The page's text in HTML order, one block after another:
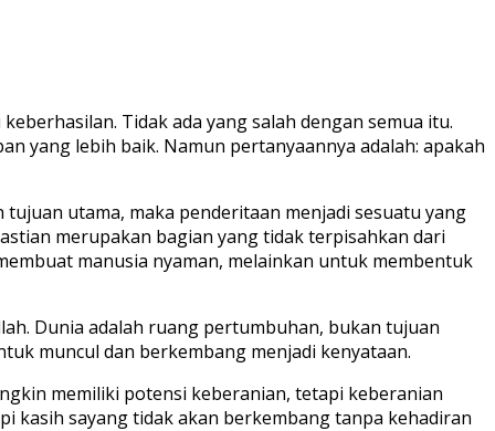
Tidak ada yang salah dengan semua itu.
yang lebih baik. Namun pertanyaannya adalah: apakah
utama, maka penderitaan menjadi sesuatu yang
merupakan bagian yang tidak terpisahkan dari
manusia nyaman, melainkan untuk membentuk
Dunia adalah ruang pertumbuhan, bukan tujuan
muncul dan berkembang menjadi kenyataan.
memiliki potensi keberanian, tetapi keberanian
kasih sayang tidak akan berkembang tanpa kehadiran